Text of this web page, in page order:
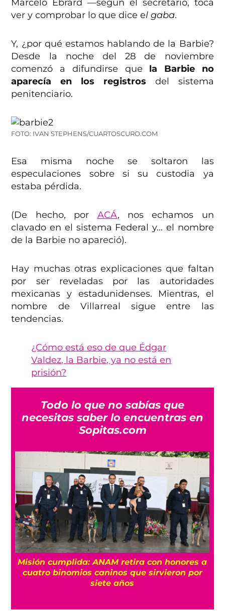
Marcelo Ebrard —según el secretario, toca
ver y comprobar lo que dice el gaba.
Y, ¿por qué estamos hablando de la Barbie?
Desde la noche del 28 de noviembre
comenzó a difundirse que la Barbie no
aparecía en los registros del sistema
penitenciario.
FOTO: IVAN STEPHENS/CUARTOSCURO.COM
Esa misma noche se soltaron las
especulaciones sobre si su custodia ya
estaba pérdida.
(De hecho, por ACÁ, nos echamos un
clavado en el sistema Federal y… el nombre
de la Barbie no apareció).
Hay muchas otras explicaciones que faltan
por ser reveladas por las autoridades
mexicanas y estadunidenses. Mientras, el
nombre de Villarreal sigue entre las
tendencias.
¿Cómo está eso de que Édgar
Valdez, la Barbie, ya no está en
prisión?
Todo lo que no sabías que
necesitas saber lo encuentras en
Sopitas.com
Misión cumplida: ANAM retira con honores a
cuatro binomios caninos que sirvieron por
siete años